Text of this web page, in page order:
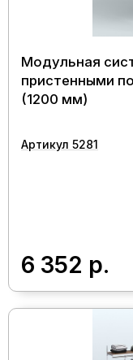
Модульная
пристенными
(1200 мм)
Артикул 5281
6 352 р.